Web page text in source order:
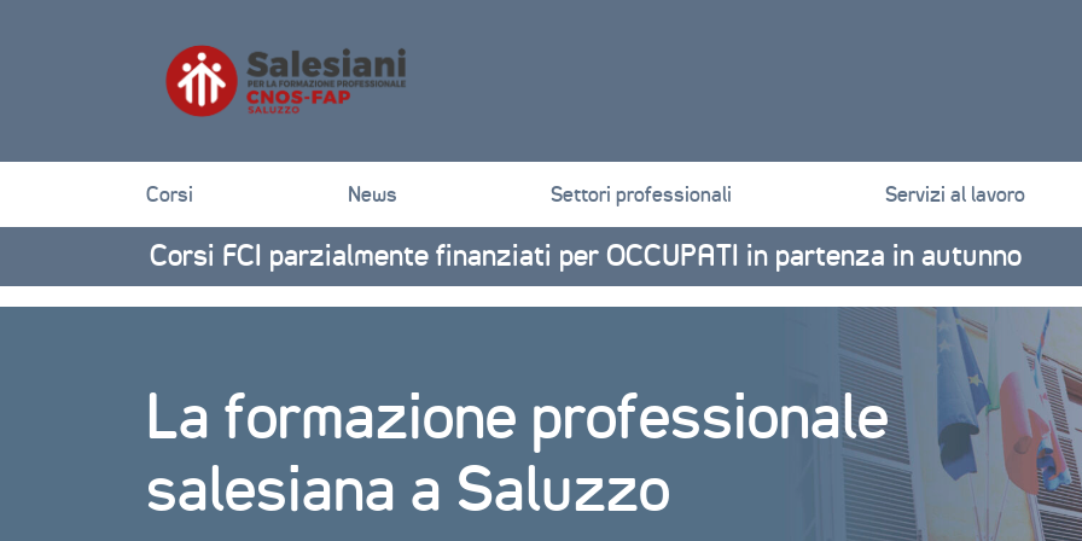
Corsi News Settori professionali Servizi al lavoro
Corsi FCI parzialmente finanziati per OCCUPATI in partenza in autunno
La formazione professionale
salesiana a Saluzzo